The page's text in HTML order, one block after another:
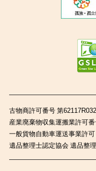
古物商許可番号 第
産業廃棄物収集運搬業許可
一般貨物自動車運送事業許
遺品整理士認定協会 遺品整